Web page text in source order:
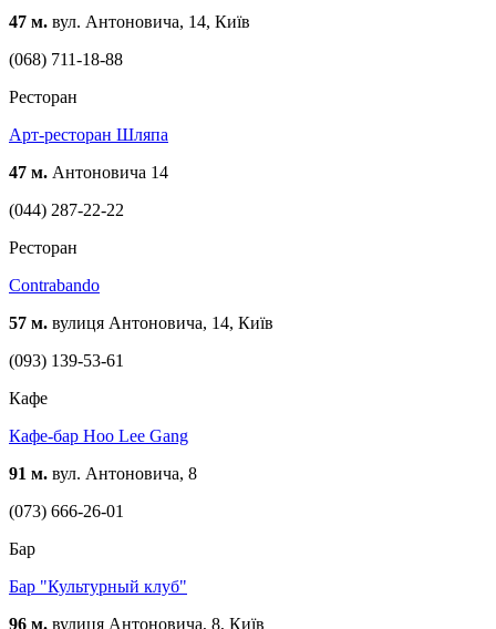
47 м. вул. Антоновича, 14, Київ
(068) 711-18-88
Ресторан
Арт-ресторан Шляпа
47 м. Антоновича 14
(044) 287-22-22
Ресторан
Contrabando
57 м. вулиця Антоновича, 14, Київ
(093) 139-53-61
Кафе
Кафе-бар Hoo Lee Gang
91 м. вул. Антоновича, 8
(073) 666-26-01
Бар
Бар "Культурный клуб"
96 м. вулиця Антоновича, 8, Київ